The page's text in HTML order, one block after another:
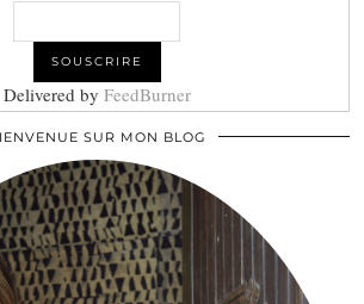
Delivered by FeedBurner
SUR MON BLOG